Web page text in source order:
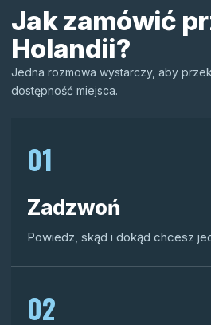
Jak zamówić
Holandii?
Jedna rozmowa wystarczy, aby
dostępność miejsca.
01
Zadzwoń
Powiedz, skąd i dokąd chcesz
02